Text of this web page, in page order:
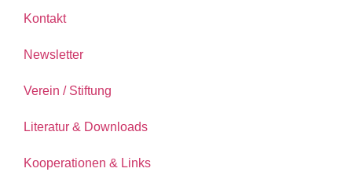
Kontakt
Newsletter
Verein / Stiftung
Literatur & Downloads
Kooperationen & Links